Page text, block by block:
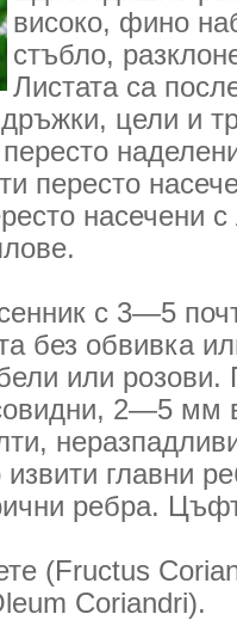
високо, фино
стъб­ло,
Листата са
цели и
пересто
насечени
с 3—5
без обвивка
или розови.
2—5 мм
главни
ребра.
(Fructus
Coriandri).